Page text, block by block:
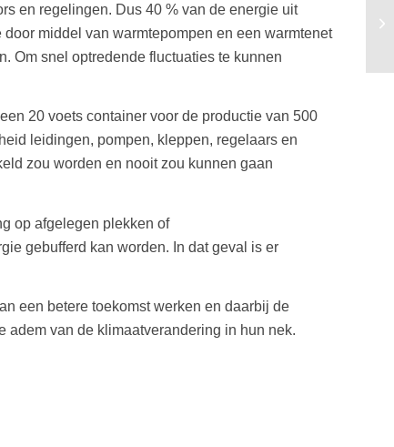
en regelingen. Dus 40 % van de energie uit
middel van warmtepompen en een warmtenet
Om snel optredende fluctuaties te kunnen
20 voets container voor de productie van 500
leidingen, pompen, kleppen, regelaars en
zou worden en nooit zou kunnen gaan
op afgelegen plekken of
gebufferd kan worden. In dat geval is er
een betere toekomst werken en daarbij de
adem van de klimaatverandering in hun nek.